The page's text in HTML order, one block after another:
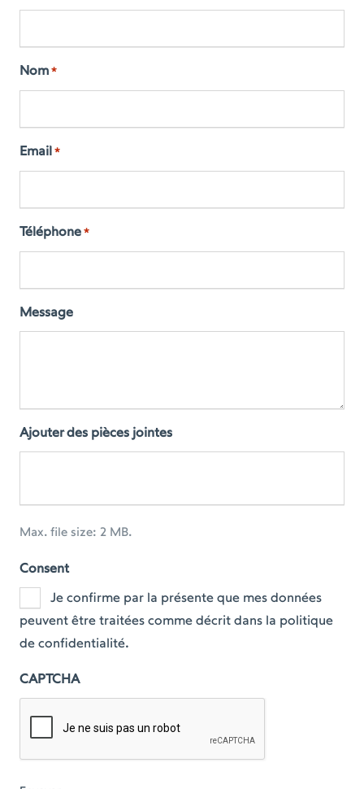
Nom *
Email *
Téléphone *
Message
Ajouter des pièces jointes
Max. file size: 2 MB.
Consent
Je confirme par la présente que mes données
peuvent être traitées comme décrit dans la politique
de confidentialité.
CAPTCHA